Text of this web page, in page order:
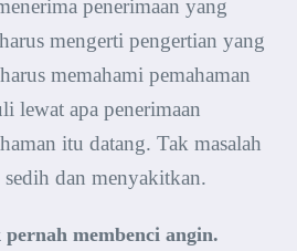
penerimaan yang
mengerti pengertian yang
memahami pemahaman
lewat apa penerimaan
itu datang. Tak masalah
dan menyakitkan.
membenci angin.